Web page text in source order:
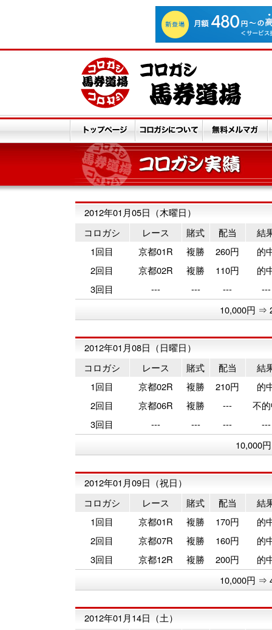
2012年01月05日（木曜日）
コロガシ
レース 賭式 配当
結
1回目
京都01R 複勝 260円
的
2回目
京都02R 複勝 110円
的
3回目
--- --- ---
---
10,000円 ⇒
2012年01月08日（日曜日）
コロガシ
レース 賭式 配当
結
1回目
京都02R 複勝 210円
的
2回目
京都06R 複勝 ---
不
3回目
--- --- ---
---
10,000
2012年01月09日（祝日）
コロガシ
レース 賭式 配当
結
1回目
京都01R 複勝 170円
的
2回目
京都07R 複勝 160円
的
3回目
京都12R 複勝 200円
的
10,000円 ⇒
2012年01月14日（土）